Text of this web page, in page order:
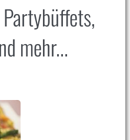
mehr...